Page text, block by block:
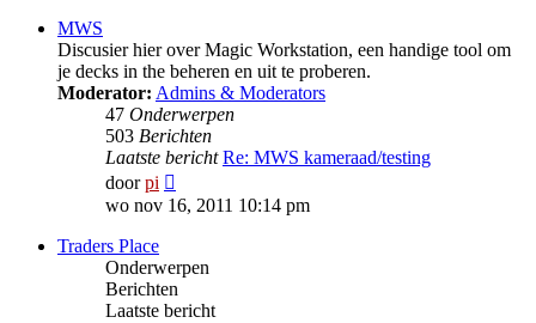
MWS
Discusier hier over Magic Workstation, een handige tool om
je decks in the beheren en uit te proberen.
Moderator: Admins & Moderators
47 Onderwerpen
503 Berichten
Laatste bericht Re: MWS kameraad/testing
doorpi
laatste
wo nov 16, 2011 10:14 pm
Traders Place
Onderwerpen
Berichten
Laatste bericht